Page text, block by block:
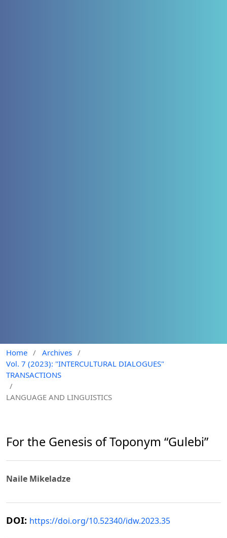
Home / Archives /
Vol. 7 (2023): "INTERCULTURAL DIALOGUES"
TRANSACTIONS
/
LANGUAGE AND LINGUISTICS
For the Genesis of Toponym “Gulebi”
Naile Mikeladze
DOI: https://doi.org/10.52340/idw.2023.35